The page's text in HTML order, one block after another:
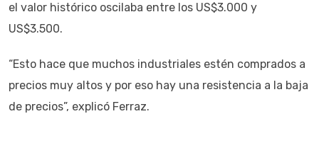
el valor histórico oscilaba entre los US$3.000 y
US$3.500.
“Esto hace que muchos industriales estén comprados a
precios muy altos y por eso hay una resistencia a la baja
de precios”, explicó Ferraz.